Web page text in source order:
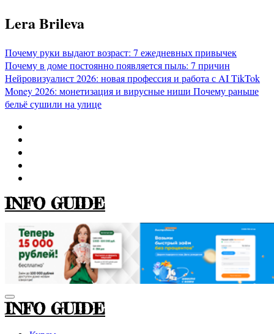
Перейти
к
Lera Brileva
Почему руки выдают возраст: 7 ежедневных привычек
Почему в доме постоянно появляется пыль: 7 причин
Нейровизуалист 2026: новая профессия и работа с AITikTok
Money 2026: монетизация и вирусные ниши Почему раньше
бельё сушили на улице
INFO GUIDE
INFO GUIDE